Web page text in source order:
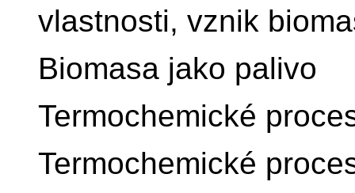
vlastnosti, vznik
Biomasa jako palivo
Termochemické
Termochemické